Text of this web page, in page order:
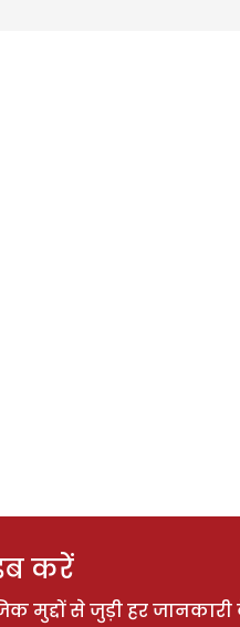
करें
मुद्दों से जुड़ी हर